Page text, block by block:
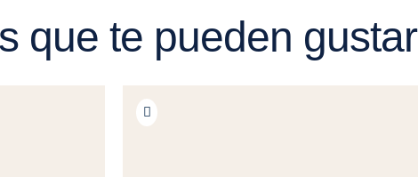
que te pueden gustar